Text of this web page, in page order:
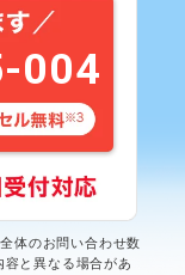
004
体のお問い合わせ数
と異なる場合があ